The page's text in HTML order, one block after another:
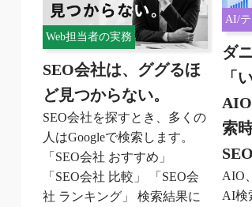
Web担当者の実務
SEO会社は、ググるほ
ど見つからない。
SEO会社を探すとき、多くの
人はGoogleで検索します。
「SEO会社 おすすめ」
「SEO会社 比較」 「SEO会
社 ランキング」 検索結果に
AI/
ダ
「
索
AIO
AI検